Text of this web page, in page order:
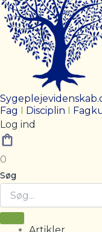
Fag I Disciplin I
Log ind
0
Søg